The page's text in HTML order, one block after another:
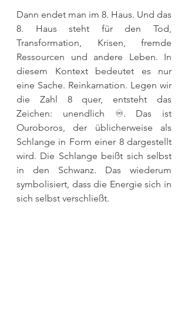
Dann endet man im 8. Haus. Und das
8. Haus steht für den Tod,
Transformation, Krisen, fremde
Ressourcen und andere Leben. In
diesem Kontext bedeutet es nur
eine Sache. Reinkarnation. Legen wir
die Zahl 8 quer, entsteht das
Zeichen: unendlich ♾️. Das ist
Ouroboros, der üblicherweise als
Schlange in Form einer 8 dargestellt
wird. Die Schlange beißt sich selbst
in den Schwanz. Das wiederum
symbolisiert, dass die Energie sich in
sich selbst verschließt.